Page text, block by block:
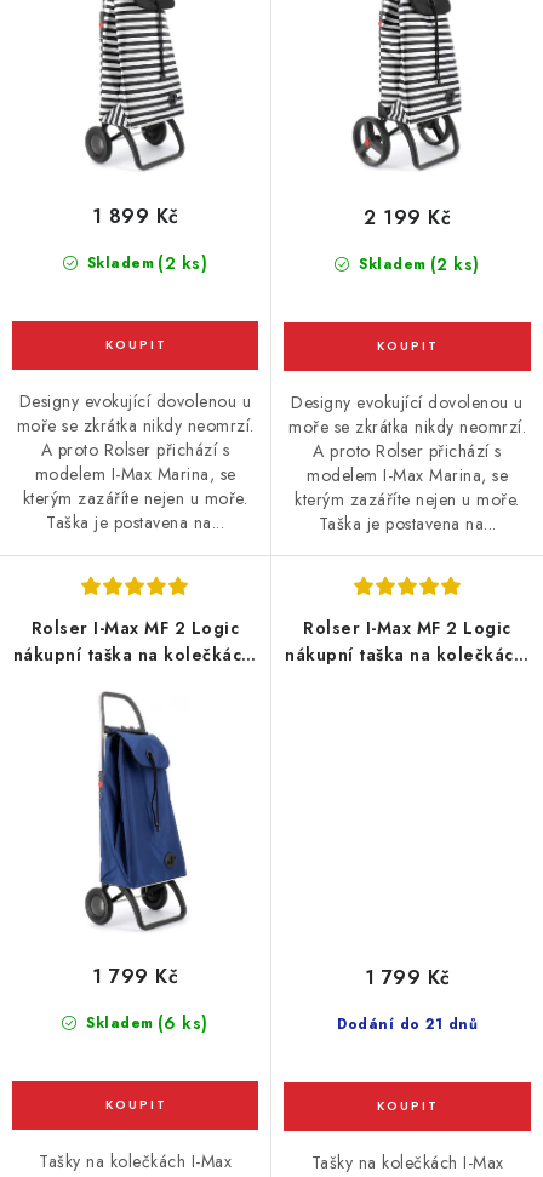
Skladem (2 ks)
1 899 Kč
Designy evokující dovolenou u
moře se zkrátka nikdy neomrzí.
A proto Rolser přichází s
modelem I-Max Marina, se
kterým zazáříte nejen u moře.
Taška je postavena na...
Skladem (2 ks)
2 199 Kč
Designy evokující dovolenou u
moře se zkrátka nikdy neomrzí.
A proto Rolser přichází s
modelem I-Max Marina, se
kterým zazáříte nejen u moře.
Taška je postavena na...
Rolser I-Max MF 2 Logic
nákupní taška na kolečkách,
Skladem (6 ks)
1 799 Kč
Tašky na kolečkách I-Max
Rolser I-Max MF 2 Logic
nákupní taška na kolečkách,
Dodání do 21 dnů
1 799 Kč
Tašky na kolečkách I-Max